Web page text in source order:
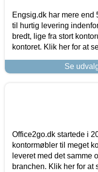
Engsig.dk har mere end
til hurtig levering
bredt, lige fra stort
kontoret. Klik her for at
Se
Office2go.dk startede i
kontormøbler til meget
leveret med det samme
branchen. Klik her for at